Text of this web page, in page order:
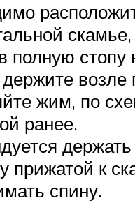
скамье,
полную стопу
возле
жим, по
ранее.
держать
прижатой к
спину.